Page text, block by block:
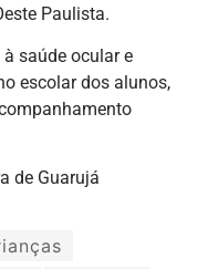
Paulista.
saúde ocular e
escolar dos alunos,
de Guarujá